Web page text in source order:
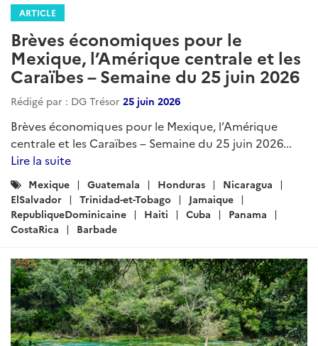
ARTICLE
Brèves économiques pour le
Mexique, l’Amérique centrale et les
Caraïbes – Semaine du 25 juin 2026
Rédigé par : DG Trésor 25 juin 2026
Brèves économiques pour le Mexique, l’Amérique
centrale et les Caraïbes – Semaine du 25 juin 2026...
Lire la suite
Catégories
:
Mexique Guatemala Honduras
Nicaragua
ElSalvador
Trinidad-et-Tobago
Jamaique
RepubliqueDominicaine
Haiti Cuba
Panama
CostaRica
Barbade